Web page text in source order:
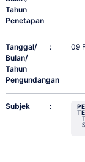
Tahun
Penetapan
Tanggal/
Bulan/
Tahun
Pengundangan
: 09
Subjek :